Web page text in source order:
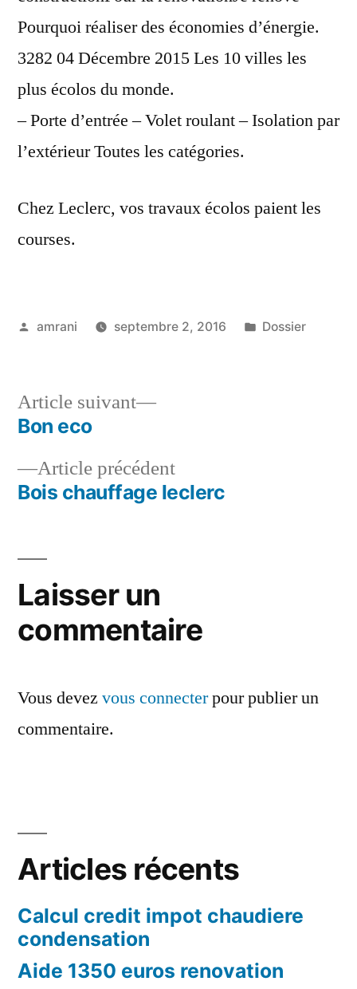
Pourquoi réaliser des économies d’énergie.
3282 04 Décembre 2015 Les 10 villes les
plus écolos du monde.
– Porte d’entrée – Volet roulant – Isolation par
l’extérieur Toutes les catégories.
Chez Leclerc, vos travaux écolos paient les
courses.
Publié
amrani septembre 2, 2016
Publié
Dossier
Navigation
deArticle précédentArticle
précédent :
Bois chauffage leclerc
Article suivant
Article
Bon eco
Laisser un
commentaire
Vous devez vous connecterpour publier un
commentaire.
Articles récents
Calcul credit impot chaudiere
condensation
Aide 1350 euros renovation